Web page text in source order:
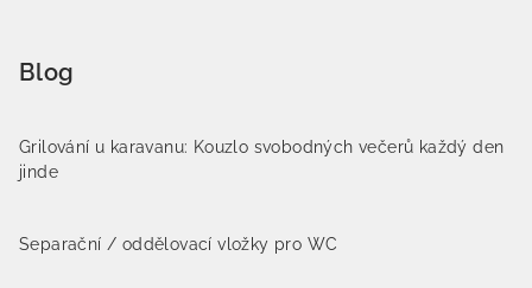
Blog
Grilování u karavanu: Kouzlo svobodných večerů každý den
jinde
Separační / oddělovací vložky pro WC